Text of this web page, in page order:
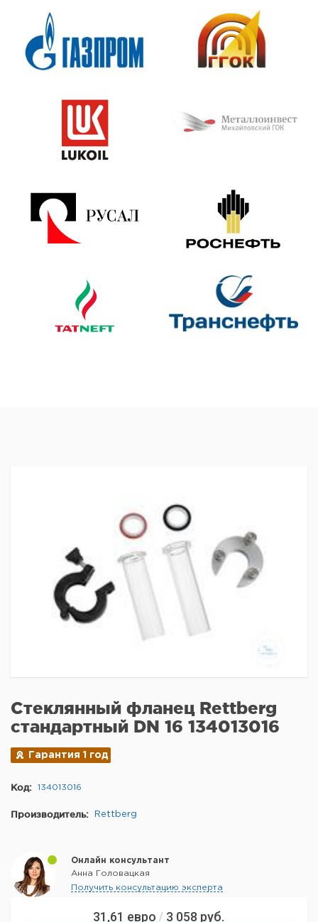
31,61 евро / 3 058 руб.
Стеклянный фланец Rettberg
стандартный DN 16 134013016
Гарантия 1 год
Код: 134013016
Производитель: Rettberg
Онлайн консультант
Анна Головацкая
Получить консультацию эксперта